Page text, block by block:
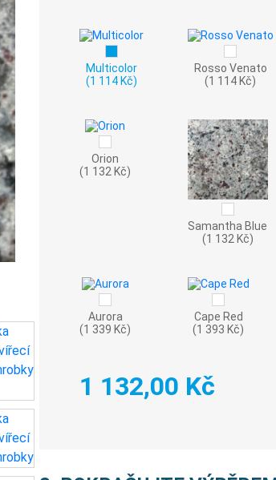
Multicolor
(1 114 Kč)
Rosso Venato
(1 114 Kč)
Orion
(1 132 Kč)
Samantha Blue
(1 132 Kč)
Aurora
(1 339 Kč)
Cape Red
(1 393 Kč)
1 132,00 Kč